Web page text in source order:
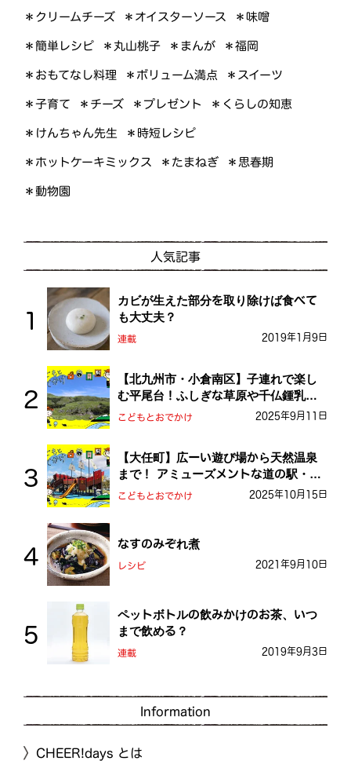
＊クリームチーズ ＊オイスターソース ＊味噌
＊簡単レシピ ＊丸山桃子 ＊まんが ＊福岡
＊おもてなし料理 ＊ボリューム満点 ＊スイーツ
＊子育て ＊チーズ ＊プレゼント ＊くらしの知恵
＊けんちゃん先生 ＊時短レシピ
＊ホットケーキミックス ＊たまねぎ ＊思春期
＊動物園
人気記事
カビが生えた部分を取り除けば食べて
も大丈夫？
連載 2019年1月9日
【北九州市・小倉南区】子連れで楽し
む平尾台！ふしぎな草原や千仏鍾乳洞
を探検しよう！
こどもとおでかけ 2025年9月11日
【大任町】広ーい遊び場から天然温泉
まで！ アミューズメントな道の駅・お
おとう桜街道
こどもとおでかけ 2025年10月15日
なすのみぞれ煮
レシピ 2021年9月10日
ペットボトルの飲みかけのお茶、いつ
まで飲める？
連載 2019年9月3日
Information
CHEER!days とは